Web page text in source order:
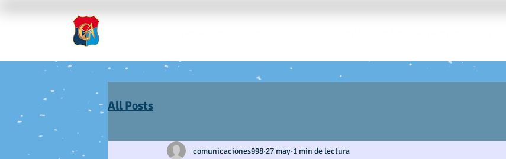
All Posts
comunicaciones998 27 may 1 min de lectura